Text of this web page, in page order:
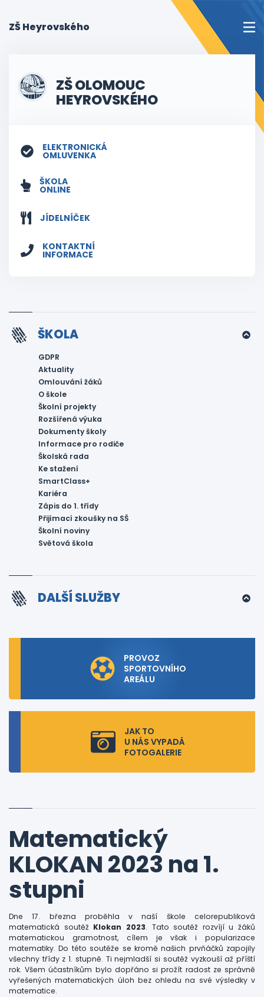
ZŠ Heyrovského
ZŠ OLOMOUC
HEYROVSKÉHO
ELEKTRONICKÁ
OMLUVENKA
ŠKOLA
ONLINE
JÍDELNÍČEK
KONTAKTNÍ
INFORMACE
ŠKOLA
GDPR
Aktuality
Omlouvání žáků
O škole
Školní projekty
Rozšířená výuka
Dokumenty školy
Informace pro rodiče
Školská rada
Ke stažení
SmartClass+
Kariéra
Zápis do 1. třídy
Přijímací zkoušky na SŠ
Školní noviny
Světová škola
DALŠÍ SLUŽBY
PROVOZ
SPORTOVNÍHO
AREÁLU
JAK TO
U NÁS VYPADÁ
FOTOGALERIE
Matematický
KLOKAN 2023 na 1.
stupni
Dne 17. března proběhla v naší škole celorepubliková
matematická soutěž Klokan 2023. Tato soutěž rozvíjí u žáků
matematickou gramotnost, cílem je však i popularizace
matematiky. Do této soutěže se kromě našich prvňáčků zapojily
všechny třídy z 1. stupně. Ti nejmladší si soutěž vyzkouší až příští
rok. Všem účastníkům bylo dopřáno si prožít radost ze správně
vyřešených matematických úloh bez ohledu na své výsledky v
matematice.